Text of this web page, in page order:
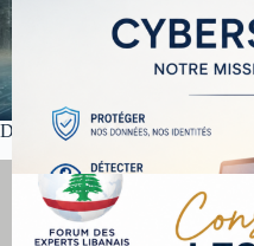
Dernières actualités